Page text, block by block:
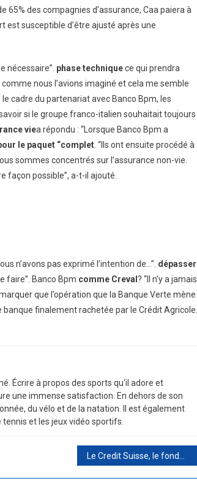
65% des compagnies d’assurance, Caa paiera à
est susceptible d’être ajusté après une
nécessaire”. phase techniquece qui prendra
nous l’avions imaginé et cela me semble
cadre du partenariat avec Banco Bpm, les
si le groupe franco-italien souhaitait toujours
viea répondu : “Lorsque Banco Bpm a
le paquet “complet . “Ils ont ensuite procédé à
sommes concentrés sur l’assurance non-vie.
façon possible”, a-t-il ajouté.
n’avons pas exprimé l’intention de…”. dépasser
faire”. Banco Bpm comme Creval ? “Il n’y a jamais
que l’opération que la Banque Verte mène
finalement rachetée par le Crédit Agricole.
é Écrire à propos des sports qu‘il adore et
une immense satisfaction En dehors de son
née, du vé lo etde la natation estégal ement
tennis et les jeuxvidéo sportifs